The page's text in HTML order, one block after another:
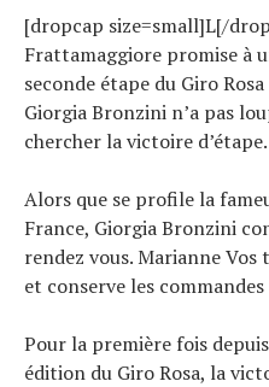
[dropcap size=small]L[/
Frattamaggiore promise à
seconde étape du Giro
Giorgia Bronzini n’a pas
chercher la victoire d’étape.
Alors que se profile la
France, Giorgia Bronzini
rendez vous. Marianne Vos
et conserve les
Pour la première fois
édition du Giro Rosa, la
Technologies
Tests de produits
Conseils
Tendances
À propos